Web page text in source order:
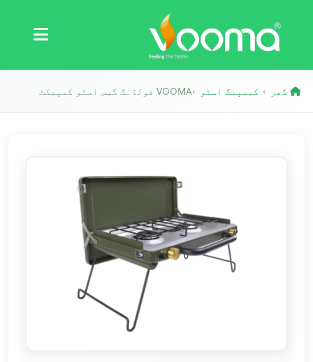
سرٹیفیکیشنز
کیس اسٹڈی
گھر › کیمپنگ اسٹو ›VOOMA فولڈنگ گیس اسٹو کمپیکٹ